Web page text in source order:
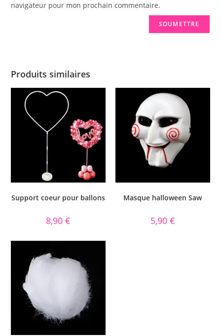
navigateur pour mon prochain commentaire.
Produits similaires
Support coeur pour ballons
8,90€
Masque halloween Saw
5,90 €